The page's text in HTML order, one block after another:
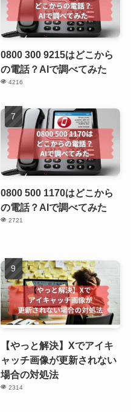
0800 300 9215はどこから
の電話？AIで調べてみた
4216
0800 500 1170はどこから
の電話？AIで調べてみた
2721
【やっと解決】Xでアイキ
ャッチ画像が更新されない
場合の対処法
2314